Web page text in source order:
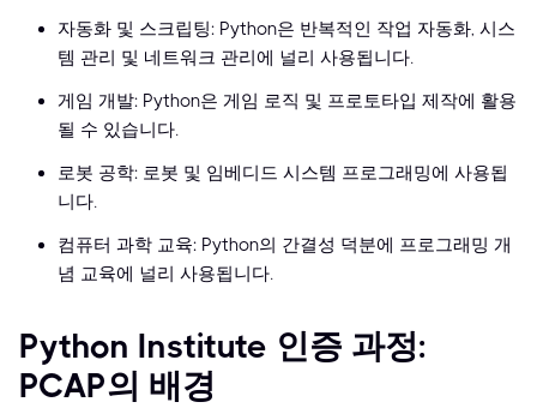
자동화 및 스크립팅: Python은 반복적인 작업 자동화, 시스
템 관리 및 네트워크 관리에 널리 사용됩니다.
게임 개발: Python은 게임 로직 및 프로토타입 제작에 활용
될 수 있습니다.
로봇 공학: 로봇 및 임베디드 시스템 프로그래밍에 사용됩
니다.
컴퓨터 과학 교육: Python의 간결성 덕분에 프로그래밍 개
념 교육에 널리 사용됩니다.
Python Institute 인증 과정:
PCAP의 배경